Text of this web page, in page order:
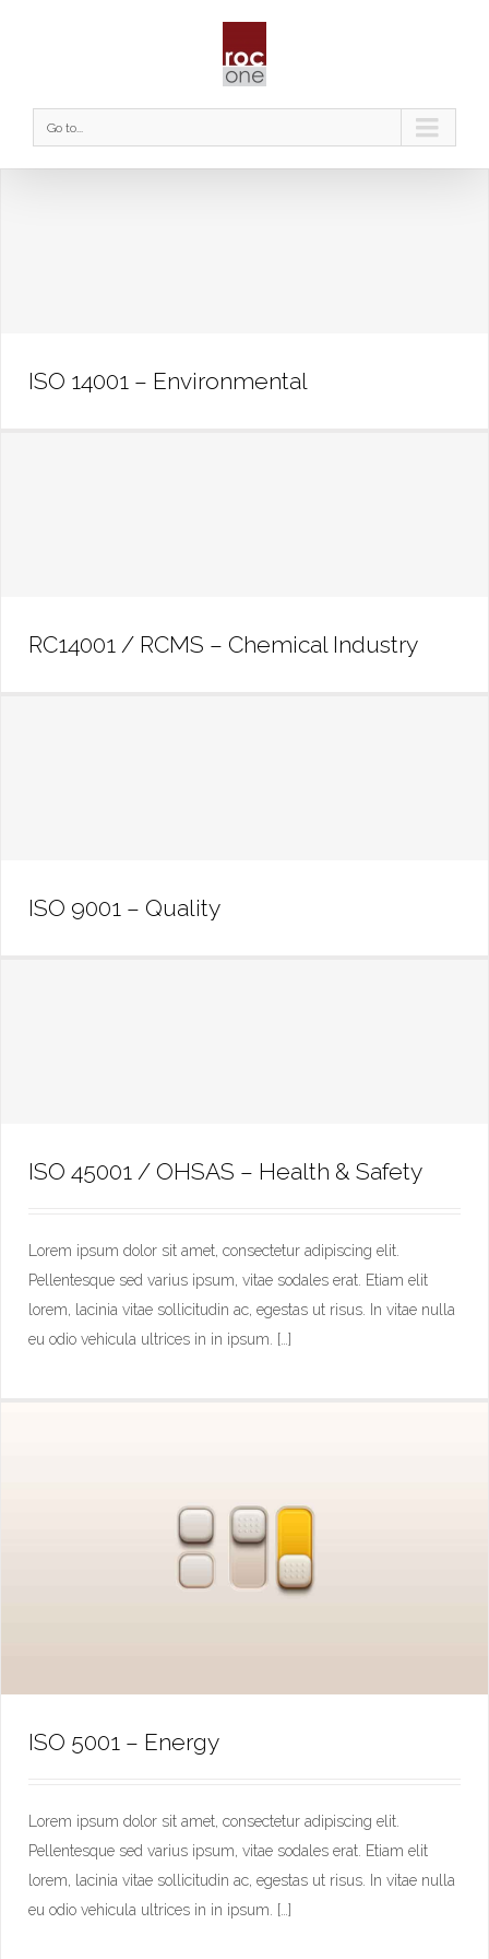
Go to...
ISO 14001 – Environmental
RC14001 / RCMS – Chemical Industry
ISO 9001 – Quality
ISO 45001 / OHSAS – Health & Safety
Lorem ipsum dolor sit amet, consectetur adipiscing elit.
Pellentesque sed varius ipsum, vitae sodales erat. Etiam elit
lorem, lacinia vitae sollicitudin ac, egestas ut risus. In vitae nulla
eu odio vehicula ultrices in in ipsum. […]
ISO 5001 – Energy
ISO 5001 – Energy
Lorem ipsum dolor sit amet, consectetur adipiscing elit.
Pellentesque sed varius ipsum, vitae sodales erat. Etiam elit
lorem, lacinia vitae sollicitudin ac, egestas ut risus. In vitae nulla
eu odio vehicula ultrices in in ipsum. […]